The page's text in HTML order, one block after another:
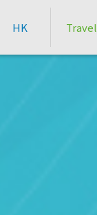
HK Travel